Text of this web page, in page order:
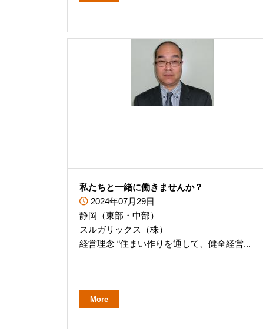
私たちと一緒に働きませんか？
2024年07月29日
静岡（東部・中部）
スルガリックス（株）
経営理念 “住まい作りを通して、健全経営...
More